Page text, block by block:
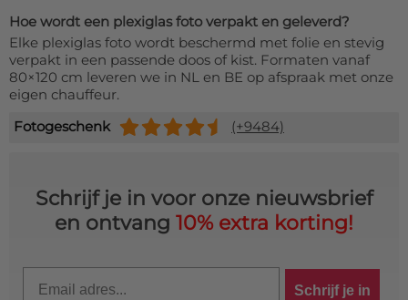
Hoe wordt een plexiglas foto verpakt en geleverd?
Elke plexiglas foto wordt beschermd met folie en stevig
verpakt in een passende doos of kist. Formaten vanaf
80×120 cm leveren we in NL en BE op afspraak met onze
eigen chauffeur.
Fotogeschenk
(+9484)
Schrijf je in voor onze nieuwsbrief
en ontvang 10% extra korting!
Schrijf je in